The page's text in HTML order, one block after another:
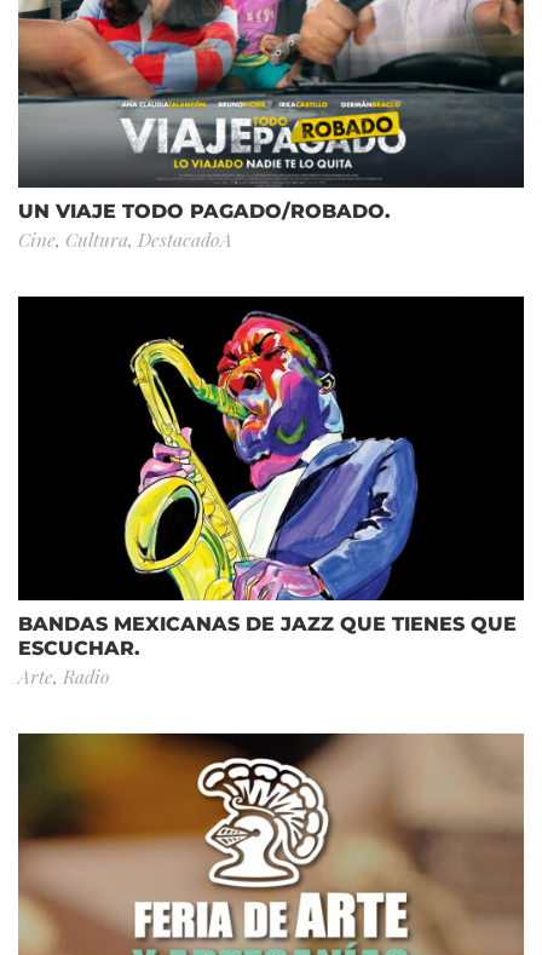
UN VIAJE TODO PAGADO/ROBADO.
Cine, Cultura, DestacadoA
BANDAS MEXICANAS DE JAZZ QUE TIENES QUE
ESCUCHAR.
Arte, Radio